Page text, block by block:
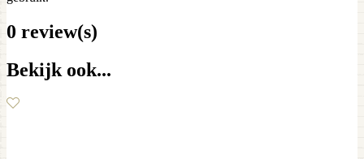
0 review(s)
Bekijk ook...